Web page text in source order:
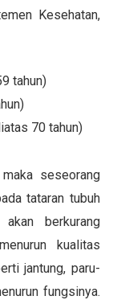
Kesehatan,
tahun)
70 tahun)
seseorang
tataran tubuh
berkurang
kualitas
jantung, paru-
fungsinya.